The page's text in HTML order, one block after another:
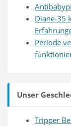
Diane-35
Periode
Unser
Tripper